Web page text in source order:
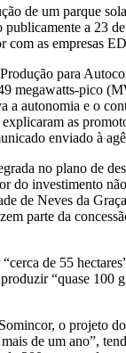
de um parque
a 23
com as empresas
para
megawatts-pico
a autonomia e o
as
enviado à
no plano de
do investimento
de Neves da
parte da
de 55
“quase 100
o projeto
de um ano”,